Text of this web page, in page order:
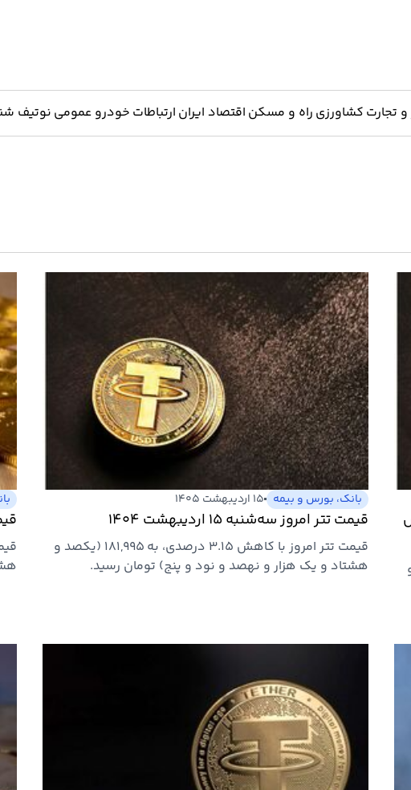
و تجارت کشاورزی راه و مسکن اقتصاد ایران ارتباطات خودرو عمومی نوتیف
و
بانک، بورس و بیمه ۱۵ اردیبهشت ۱۴۰۵
قیمت تتر امروز سه‌شنبه ۱۵ اردیبهشت ۱۴۰۴
قیمت تتر امروز با کاهش ۳.۱۵ درصدی، به ۱۸۱,۹۹۵ (یکصد و
هشتاد و یک هزار و نهصد و نود و پنج) تومان رسید.